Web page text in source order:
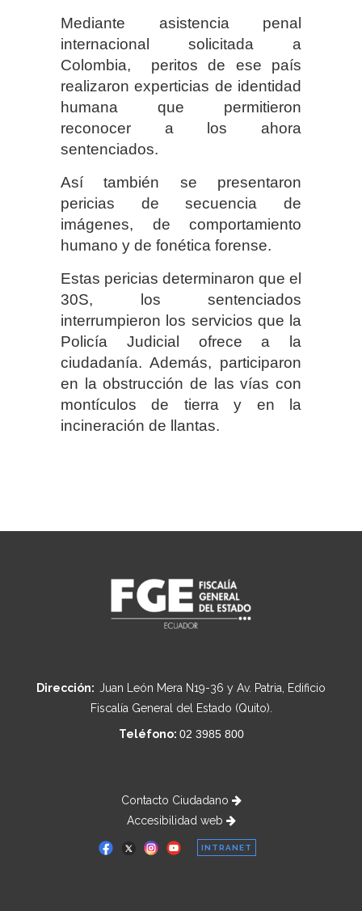
Mediante asistencia penal
internacional solicitada a
Colombia, peritos de ese país
realizaron experticias de identidad
humana que permitieron
reconocer a los ahora
sentenciados.
Así también se presentaron
pericias de secuencia de
imágenes, de comportamiento
humano y de fonética forense.
Estas pericias determinaron que el
30S, los sentenciados
interrumpieron los servicios que la
Policía Judicial ofrece a la
ciudadanía. Además, participaron
en la obstrucción de las vías con
montículos de tierra y en la
incineración de llantas.
Dirección: Juan León Mera N19-36 y Av. Patria, Edificio
Fiscalía General del Estado (Quito).
Teléfono: 02 3985 800
Contacto Ciudadano
Accesibilidad web
INTRANET